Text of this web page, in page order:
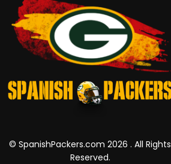
© SpanishPackers.com 2026 . All Rights
Reserved.